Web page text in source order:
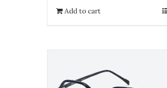
Add to cart